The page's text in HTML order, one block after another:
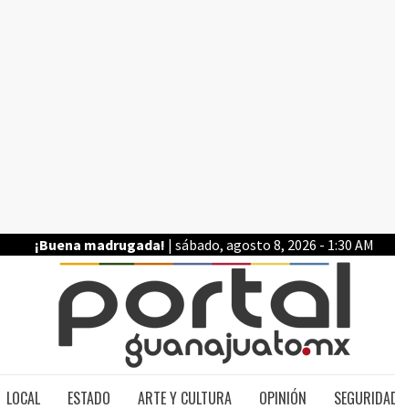
¡Buena madrugada! | sábado, agosto 8, 2026 - 1:30 AM
LOCAL ESTADO ARTE Y CULTURA OPINIÓN